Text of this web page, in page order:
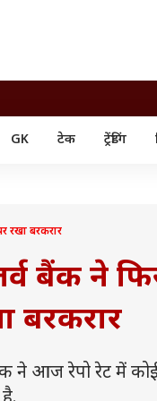
GK टेक ट्रेंडिंग
नौकरी
रखा बरकरार
बैंक ने
बरकरार
ने आज रेपो रेट में